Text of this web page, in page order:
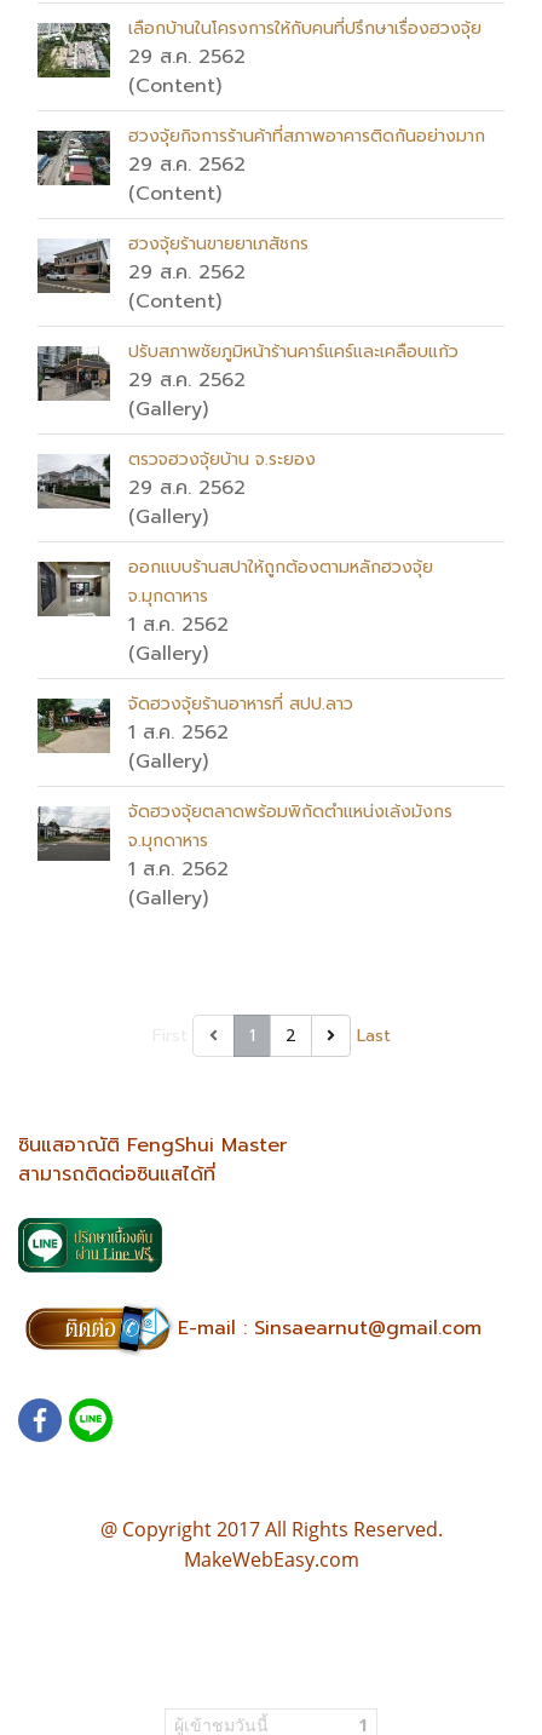
เลือกบ้านในโครงการให้กับคนที่ปรึกษาเรื่องฮวงจุ้ย
29 ส.ค. 2562
(Content)
ฮวงจุ้ยกิจการร้านค้าที่สภาพอาคารติดกันอย่างมาก
29 ส.ค. 2562
(Content)
ฮวงจุ้ยร้านขายยาเภสัชกร
29 ส.ค. 2562
(Content)
ปรับสภาพชัยภูมิหน้าร้านคาร์แคร์และเคลือบแก้ว
29 ส.ค. 2562
(Gallery)
ตรวจฮวงจุ้ยบ้าน จ.ระยอง
29 ส.ค. 2562
(Gallery)
ออกแบบร้านสปาให้ถูกต้องตามหลักฮวงจุ้ย
จ.มุกดาหาร
1 ส.ค. 2562
(Gallery)
จัดฮวงจุ้ยร้านอาหารที่ สปป.ลาว
1 ส.ค. 2562
(Gallery)
จัดฮวงจุ้ยตลาดพร้อมพิกัดตำแหน่งเล้งมังกร
จ.มุกดาหาร
1 ส.ค. 2562
(Gallery)
1 2 Last
ซินแสอาณัติ FengShui Master
สามารถติดต่อซินแสได้ที่
E-mail : Sinsaearnut@gmail.com
@ Copyright 2017 All Rights Reserved.
MakeWebEasy.com
ผู้เข้าชมวันนี้ 1